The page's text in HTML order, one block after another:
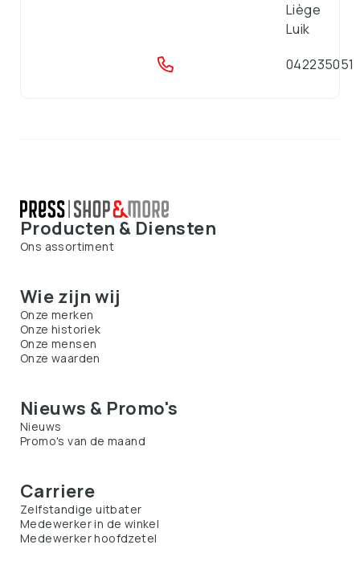
Liège
Luik
042235051
Producten & Diensten
Ons assortiment
Wie zijn wij
Onze merken
Onze historiek
Onze mensen
Onze waarden
Nieuws & Promo's
Nieuws
Promo's van de maand
Carriere
Zelfstandige uitbater
Medewerker in de winkel
Medewerker hoofdzetel